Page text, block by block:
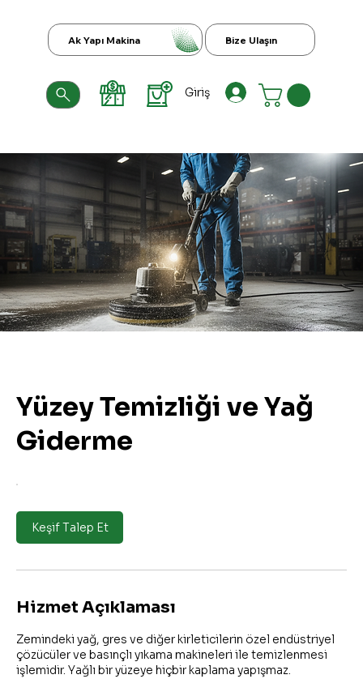
Giriş
Ak Yapı Makina Bize Ulaşın
Yüzey Temizliği ve Yağ
Giderme
Keşif Talep Et
Hizmet Açıklaması
Zemindeki yağ, gres ve diğer kirleticilerin özel endüstriyel
çözücüler ve basınçlı yıkama makineleri ile temizlenmesi
işlemidir. Yağlı bir yüzeye hiçbir kaplama yapışmaz.